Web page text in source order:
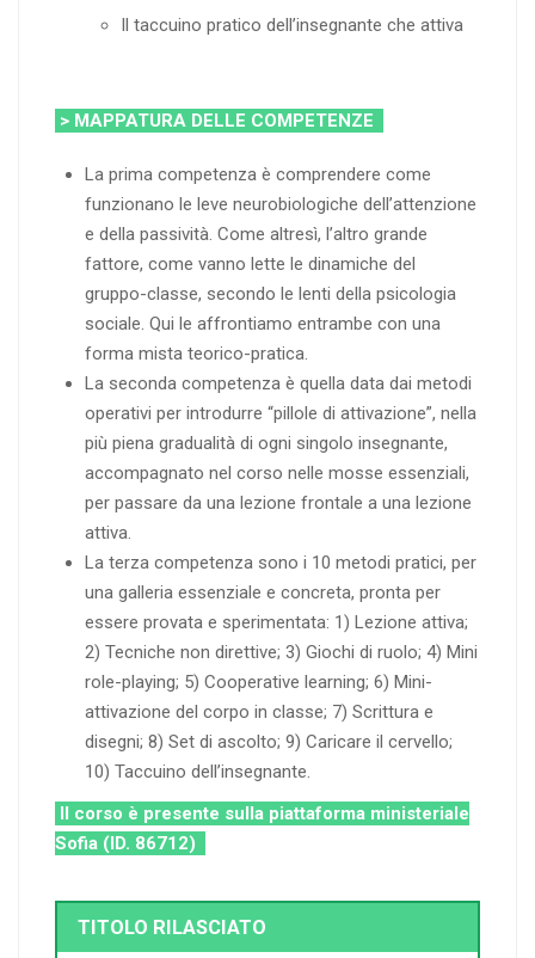
Il taccuino pratico dell’insegnante che attiva
> MAPPATURA DELLE COMPETENZE
La prima competenza è comprendere come
funzionano le leve neurobiologiche dell’attenzione
e della passività. Come altresì, l’altro grande
fattore, come vanno lette le dinamiche del
gruppo-classe, secondo le lenti della psicologia
sociale. Qui le affrontiamo entrambe con una
forma mista teorico-pratica.
La seconda competenza è quella data dai metodi
operativi per introdurre “pillole di attivazione”, nella
più piena gradualità di ogni singolo insegnante,
accompagnato nel corso nelle mosse essenziali,
per passare da una lezione frontale a una lezione
attiva.
La terza competenza sono i 10 metodi pratici, per
una galleria essenziale e concreta, pronta per
essere provata e sperimentata: 1) Lezione attiva;
2) Tecniche non direttive; 3) Giochi di ruolo; 4) Mini
role-playing; 5) Cooperative learning; 6) Mini-
attivazione del corpo in classe; 7) Scrittura e
disegni; 8) Set di ascolto; 9) Caricare il cervello;
10) Taccuino dell’insegnante.
Il corso è presente sulla piattaforma ministeriale
Sofia (ID. 86712)
TITOLO RILASCIATO